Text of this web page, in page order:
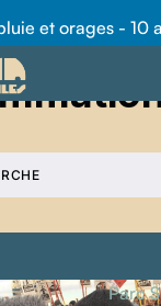
août 2026 - La
Parc